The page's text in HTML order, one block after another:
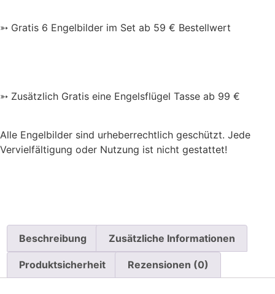
➳ Gratis 6 Engelbilder im Set ab 59 € Bestellwert
➳ Zusätzlich Gratis eine Engelsflügel Tasse ab 99 €
Alle Engelbilder sind urheberrechtlich geschützt. Jede
Vervielfältigung oder Nutzung ist nicht gestattet!
Beschreibung Zusätzliche Informationen
Produktsicherheit Rezensionen (0)